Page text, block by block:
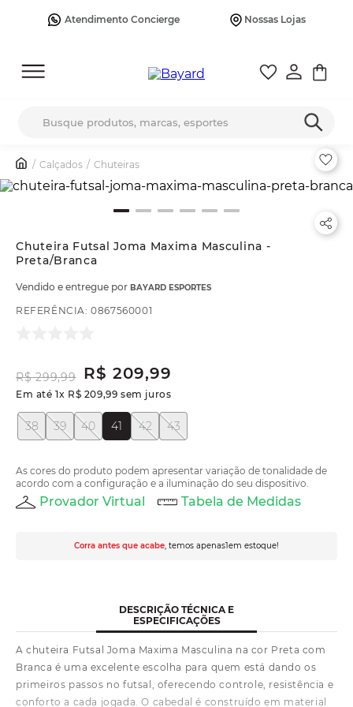
Atendimento Concierge Nossas Lojas
Calçados Chuteiras
Chuteira Futsal Joma Maxima Masculina -
Preta/Branca
Vendido e entregue por BAYARD ESPORTES
REFERÊNCIA:0867560001
R$ 299,99 R$ 209,99
Em até1x R$ 209,99 sem juros
38 39 40 41 42 43
As cores do produto podem apresentar variação de tonalidade de
acordo com a configuração e a iluminação do seu dispositivo.
Provador Virtual Tabela de Medidas
Corra antes que acabe , temos apenas1em estoque!
DESCRIÇÃO TÉCNICA E
ESPECIFICAÇÕES
A chuteira Futsal Joma Maxima Masculina na cor Preta com
Branca é uma excelente escolha para quem está dando os
primeiros passos no futsal, oferecendo controle, resistência e
conforto a cada jogada. O cabedal é construído em material